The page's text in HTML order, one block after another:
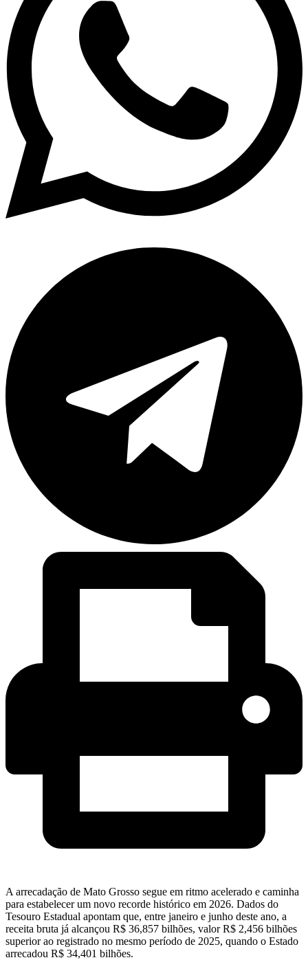
A arrecadação de Mato Grosso segue em ritmo acelerado e caminha
para estabelecer um novo recorde histórico em 2026. Dados do
Tesouro Estadual apontam que, entre janeiro e junho deste ano, a
receita bruta já alcançou R$ 36,857 bilhões, valor R$ 2,456 bilhões
superior ao registrado no mesmo período de 2025, quando o Estado
arrecadou R$ 34,401 bilhões.